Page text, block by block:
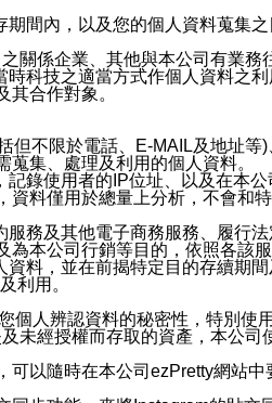
間內，以及您的個人資料蒐集
關係企業、其他與本公司有業務
科技之適當方式作個人資料之
合作對象。
但不限於電話、E-MAIL及地址
集、處理及利用的個人資料。
錄使用者的IP位址、以及在本
料僅用於總量上分析，不會和特
務及其他電子商務服務、履行
本公司行銷等目的，依照各該
料，並在前揭特定目的存續期
利用。
個人辨認資料的秘密性，特別
未經授權而存取的資產，本公
以隨時在本公司ezPretty網站中